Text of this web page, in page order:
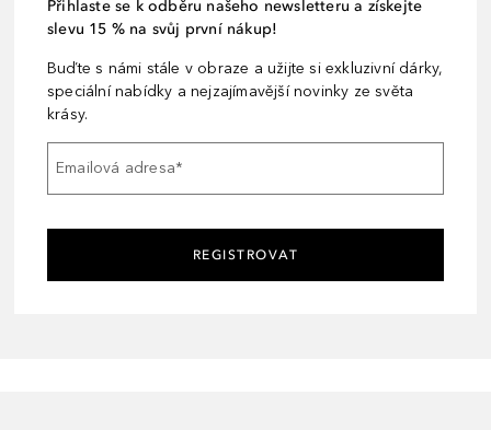
Přihlaste se k odběru našeho newsletteru a získejte
slevu 15 % na svůj první nákup!
Buďte s námi stále v obraze a užijte si exkluzivní dárky,
speciální nabídky a nejzajímavější novinky ze světa
krásy.
Emailová adresa*
REGISTROVAT